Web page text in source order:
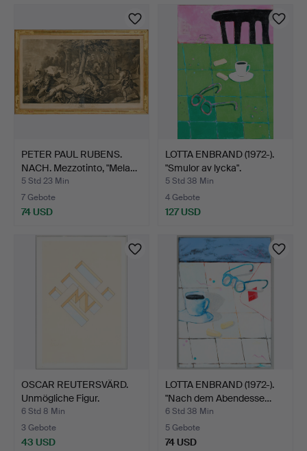
PETER PAUL RUBENS.
NACH. Mezzotinto, "Mela…
5 Std 23 Min
7 Gebote
74 USD
LOTTA ENBRAND (1972-).
"Smulor av lycka".
5 Std 38 Min
4 Gebote
127 USD
OSCAR REUTERSVÄRD.
Unmögliche Figur.
6 Std 8 Min
3 Gebote
43 USD
LOTTA ENBRAND (1972-).
"Nach dem Abendesse…
6 Std 38 Min
5 Gebote
74 USD